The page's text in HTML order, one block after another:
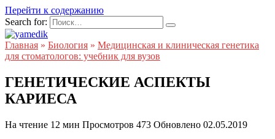
Перейти к содержанию
Search for:
Главная » Биология » Медицинская и клиническая генетика
для стоматологов: учебник для вузов
ГЕНЕТИЧЕСКИЕ АСПЕКТЫ
КАРИЕСА
На чтение 12 мин Просмотров 473 Обновлено 02.05.2019